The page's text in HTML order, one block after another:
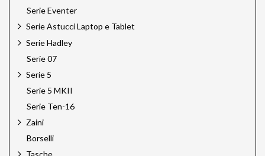
Serie Eventer
Serie Astucci Laptop e Tablet
Serie Hadley
Serie 07
Serie 5
Serie 5 MKII
Serie Ten-16
Zaini
Borselli
Tasche